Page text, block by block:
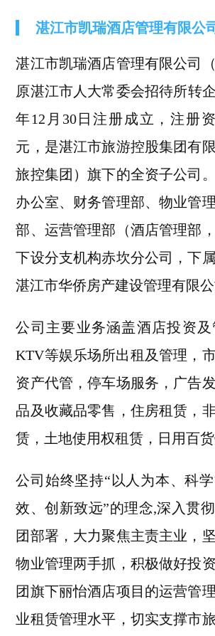
湛江市凯瑞酒店管理有限公
湛江市凯瑞酒店管理有限公司
原湛江市人大常委会招待所转
年12月30日注册成立，注册
元，是湛江市旅游控股集团有
旅控集团）旗下的全资子公司
办公室、财务管理部、物业管
部、运营管理部（酒店管理部
下设分支机构赤坎分公司，下
湛江市华侨房产建设管理有限公
公司主要业务涵盖酒店投资及
KTV等娱乐场所出租及管理，
资产代管，停车场服务，广告
品及收藏品零售，住房租赁，
赁，土地使用权租赁，日用百货
公司始终坚持“以人为本、科
效、创新致远”的理念,深入贯
团部署，大力聚焦主责主业，
物业管理两手抓，积极做好投
团旗下丽怡酒店项目的运营管
业租赁管理水平，切实支撑市